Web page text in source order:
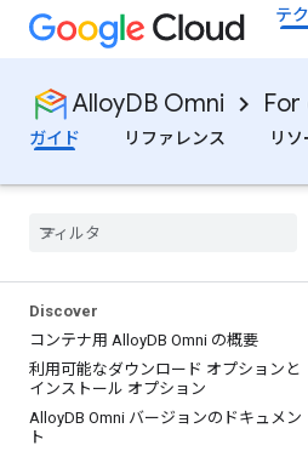
テ
AlloyDB Omni For
ガイド
リファレンス リソ
Discover
コンテナ用 AlloyDB Omni の概要
利用可能なダウンロード オプションと
インストール オプション
AlloyDB Omni バージョンのドキュメン
ト